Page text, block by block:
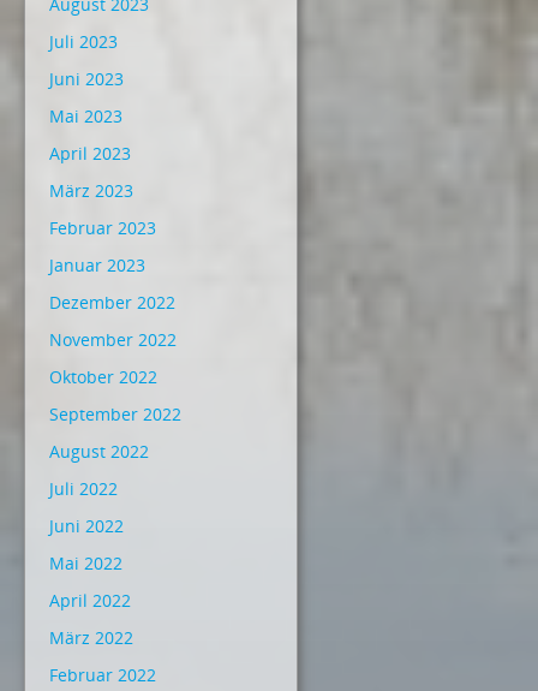
Juli 2023
Juni 2023
Mai 2023
April 2023
März 2023
Februar 2023
Januar 2023
Dezember 2022
November 2022
Oktober 2022
September 2022
August 2022
Juli 2022
Juni 2022
Mai 2022
April 2022
März 2022
Februar 2022